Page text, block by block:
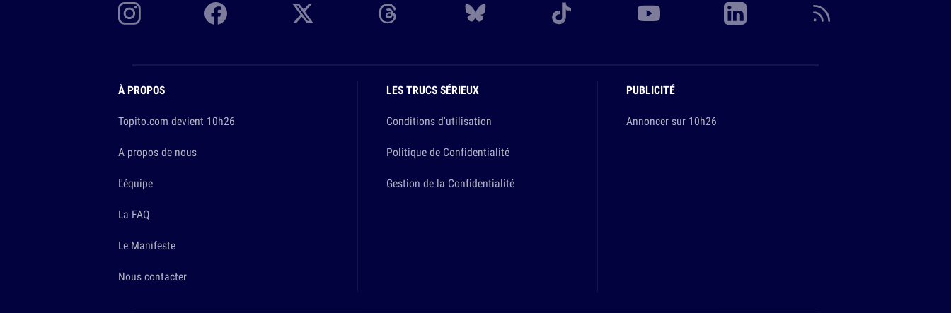
À PROPOS
Topito.com devient 10h26
A propos de nous
L'équipe
La FAQ
Le Manifeste
Nous contacter
LES TRUCS SÉRIEUX
Conditions d'utilisation
Politique de Confidentialité
Gestion de la Confidentialité
PUBLICITÉ
Annoncer sur 10h26